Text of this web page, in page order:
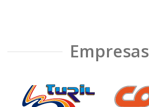
Empresas
❮